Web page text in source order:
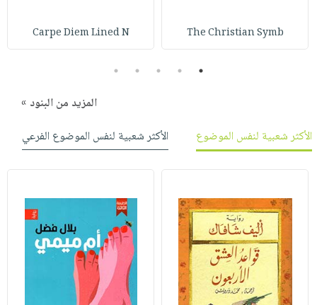
أطفال
مناسبات
أسئلة
يتكرر
وفرات
انشر
كتابك
تواصل
معنا
التسوق
The Christian Symb
Carpe Diem Lined N
1
2
3
4
5
المزيد من البنود »
الأكثر شعبية لنفس الموضوع
الأكثر شعبية لنفس الموضوع الفرعي